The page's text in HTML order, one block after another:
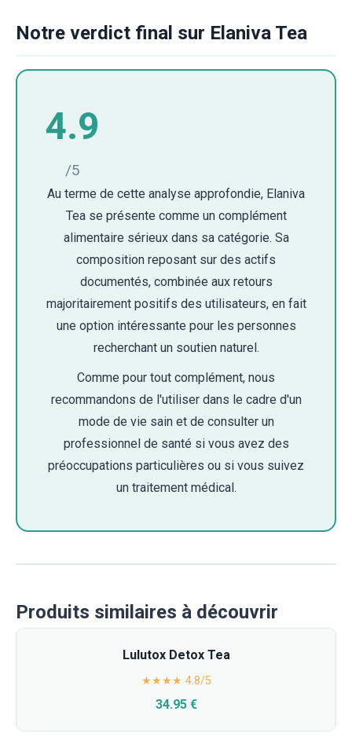
Notre verdict final sur Elaniva Tea
4.9
/5
Au terme de cette analyse approfondie, Elaniva
Tea se présente comme un complément
alimentaire sérieux dans sa catégorie. Sa
composition reposant sur des actifs
documentés, combinée aux retours
majoritairement positifs des utilisateurs, en fait
une option intéressante pour les personnes
recherchant un soutien naturel.
Comme pour tout complément, nous
recommandons de l'utiliser dans le cadre d'un
mode de vie sain et de consulter un
professionnel de santé si vous avez des
préoccupations particulières ou si vous suivez
un traitement médical.
Produits similaires à découvrir
Lulutox Detox Tea
★★★★ 4.8/5
34.95 €